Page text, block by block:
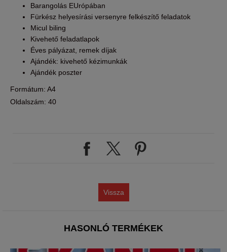
Barangolás EUrópában
Fürkész helyesírási versenyre felkészítő feladatok
Micul biling
Kivehető feladatlapok
Éves pályázat, remek díjak
Ajándék: kivehető kézimunkák
Ajándék poszter
Formátum: A4
Oldalszám: 40
Vissza
HASONLÓ TERMÉKEK